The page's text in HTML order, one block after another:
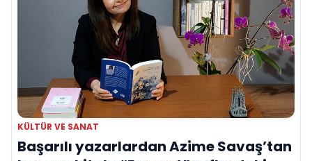
KÜLTÜR VE SANAT
Başarılı yazarlardan Azime Savaş’tan